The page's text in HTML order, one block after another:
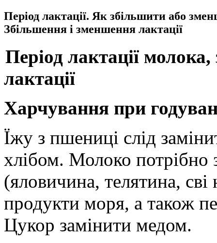
Період лактації. Як збільшити або
Збільшення і зменшення лактації
Період лактації
лактації
Харчування при
Їжу з пшениці слід
хлібом. Молоко потрібно
(яловичина, телятина,
продукти моря, а також
Цукор замінити медом.